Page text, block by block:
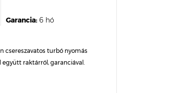
Garancia: 6 hó
csereszavatos turbó nyomás
együtt raktárról, garanciával.